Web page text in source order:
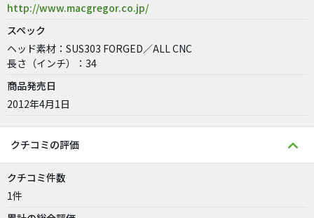
http://www.macgregor.co.jp/
スペック
ヘッド素材：SUS303 FORGED／ALL CNC
長さ（インチ）：34
商品発売日
2012年4月1日
クチコミの評価
クチコミ件数
1件